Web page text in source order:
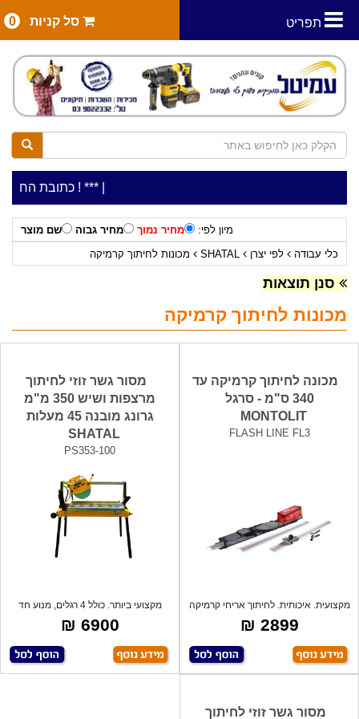
תפריט סל קניות 0
***כתובת החנות: רח' המלאכה 2, ביתן 8 ***כלי עבודה להשכרה בתעריף יומי משתלם ! ***
מיון לפי: מחיר נמוך מחיר גבוה
שם מוצר
כלי עבודה
לפי יצרן SHATAL מכונות לחיתוך קרמיקה
סנן תוצאות
מכונות לחיתוך קרמיקה
מכונה לחיתוך קרמיקה עד
340 ס"מ - סרגל
MONTOLIT
FLASH LINE FL3
מקצועית. איכותית. לחיתוך אריחי קרמיקה
גד
2899 ₪
מסור גשר זוזי לחיתוך
מרצפות ושיש 350 מ"מ
גרונג מובנה 45 מעלות
SHATAL
PS353-100
מקצועי ביותר. כולל 4 רגלים, מנוע חד
פאזי
6900 ₪
מסור גשר זוזי לחיתוך